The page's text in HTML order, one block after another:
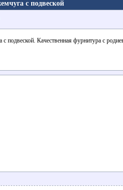
с подвеской
с подвеской. Качественная фурнитура с